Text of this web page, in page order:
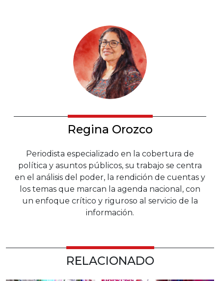
Regina Orozco
Periodista especializado en la cobertura de
política y asuntos públicos, su trabajo se centra
en el análisis del poder, la rendición de cuentas y
los temas que marcan la agenda nacional, con
un enfoque crítico y riguroso al servicio de la
información.
RELACIONADO